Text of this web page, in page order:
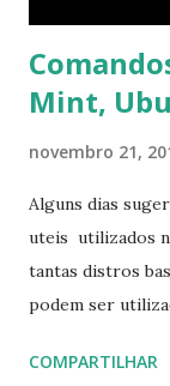
Mint,
novembro 21,
Alguns dias
uteis utilizados
tantas distros
podem ser
Linux Mint 17,
COMPARTILHAR